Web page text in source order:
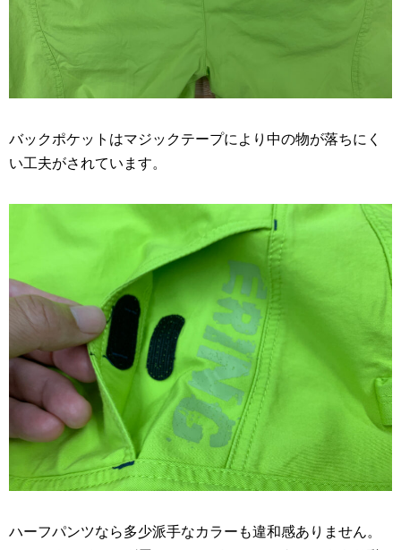
バックポケットはマジックテープにより中の物が落ちにく
い工夫がされています。
ハーフパンツなら多少派手なカラーも違和感ありません。